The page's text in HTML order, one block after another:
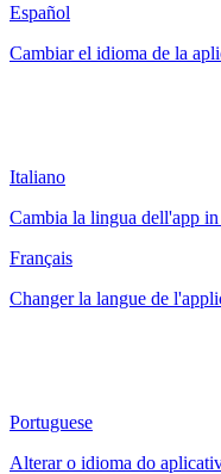
Español
Cambiar el idioma de la
Italiano
Cambia la lingua dell'app
Français
Changer la langue de
Portuguese
Alterar o idioma do